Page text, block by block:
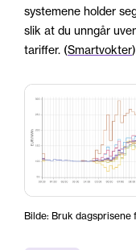
systemene holder
slik at du unngår
tariffer. (Smartvokter)
Bilde: Bruk dagsprisene